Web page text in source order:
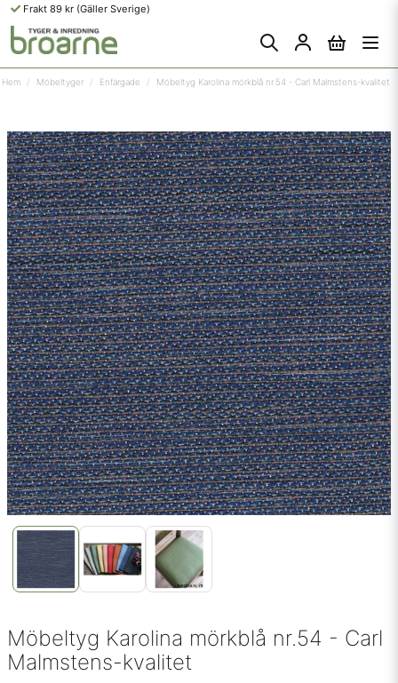
Frakt 89 kr (Gäller Sverige)
Hem Möbeltyger Enfärgade Möbeltyg Karolina mörkblå nr.54 - Carl Malmstens-kvalitet
Möbeltyg Karolina mörkblå nr.54 - Carl
Malmstens-kvalitet